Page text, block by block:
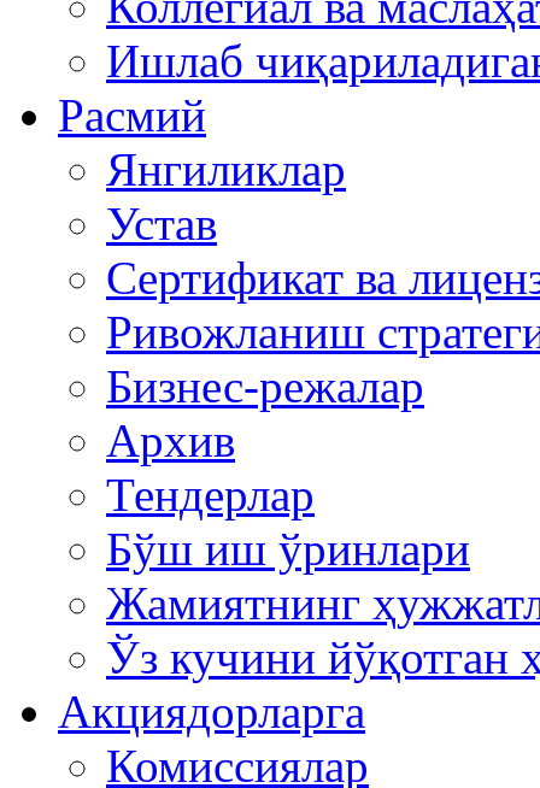
Ишлаб
Расмий
Янгиликлар
Устав
Сертификат ва
Ривожланиш
Бизнес-режалар
Архив
Тендерлар
Бўш иш ўринлари
Жамиятнинг
Ўз кучини йўқотган
Акциядорларга
Комиссиялар